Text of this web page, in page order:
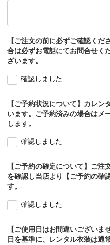
【ご注文の前に必ずご確認くだ
合は必ずお電話にてお問合せく
ざいます。
確認しました
【ご予約状況について】カレン
います。ご予約済みの場合はメ
します。
確認しました
【ご予約の確定について】ご注
を確認し当店より【ご予約の確
す。
確認しました
【ご使用日はお間違いございま
日を基準に、レンタル衣装は通